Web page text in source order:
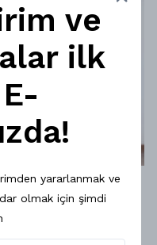
Bluz - DESENLI
ve
ilk
yararlanmak ve
olmak için şimdi